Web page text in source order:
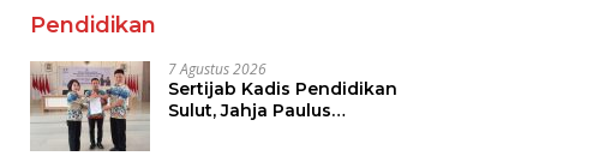
Pendidikan
7 Agustus 2026
Sertijab Kadis Pendidikan
Sulut, Jahja Paulus